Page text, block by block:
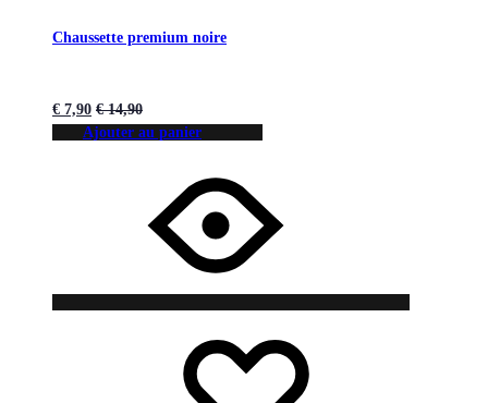
Chaussette premium noire
€ 7,90 €14,90
Ajouter au panier